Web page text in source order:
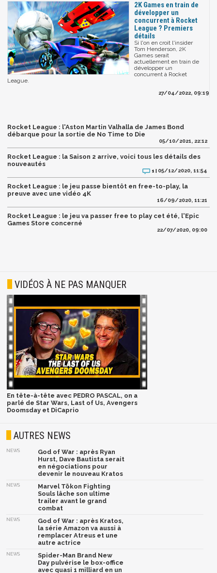
2K Games en train de
développer un
concurrent à Rocket
League ? Premiers
détails
Si l'on en croit l'insider
Tom Henderson, 2K
Games serait
actuellement en train de
développer un
concurrent à Rocket
League.
27/04/2022, 09:19
Rocket League : l'Aston Martin Valhalla de James Bond
débarque pour la sortie de No Time to Die
05/10/2021, 22:12
Rocket League : la Saison 2 arrive, voici tous les détails des
nouveautés
1 | 05/12/2020, 11:54
Rocket League : le jeu passe bientôt en free-to-play, la
preuve avec une vidéo 4K
16/09/2020, 11:21
Rocket League : le jeu va passer free to play cet été, l'Epic
Games Store concerné
22/07/2020, 09:00
VIDÉOS À NE PAS MANQUER
En tête-à-tête avec PEDRO PASCAL, on a
parlé de Star Wars, Last of Us, Avengers
Doomsday et DiCaprio
AUTRES NEWS
NEWS
God of War : après Ryan
Hurst, Dave Bautista serait
en négociations pour
devenir le nouveau Kratos
NEWS
Marvel Tōkon Fighting
Souls lâche son ultime
trailer avant le grand
combat
NEWS
God of War : après Kratos,
la série Amazon va aussi à
remplacer Atreus et une
autre actrice
NEWS
Spider-Man Brand New
Day pulvérise le box-office
avec quasi 1 milliard en un